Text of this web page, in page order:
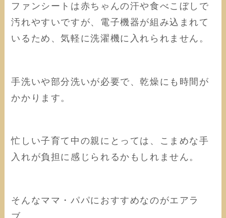
ファンシートは赤ちゃんの汗や食べこぼしで
汚れやすいですが、電子機器が組み込まれて
いるため、気軽に洗濯機に入れられません。
手洗いや部分洗いが必要で、乾燥にも時間が
かかります。
忙しい子育て中の親にとっては、こまめな手
入れが負担に感じられるかもしれません。
そんなママ・パパにおすすめなのがエアラ